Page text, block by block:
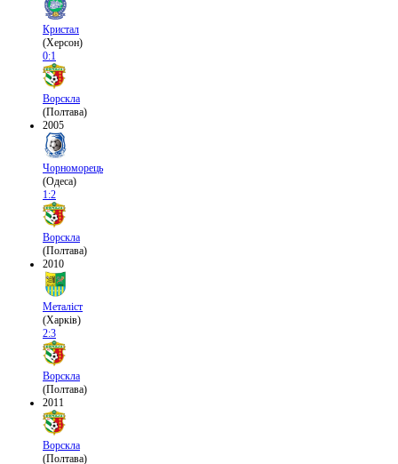
Кристал
(Херсон)
0:1
Ворскла
(Полтава)
2005
Чорноморець
(Одеса)
1:2
Ворскла
(Полтава)
2010
Металіст
(Харків)
2:3
Ворскла
(Полтава)
2011
Ворскла
(Полтава)